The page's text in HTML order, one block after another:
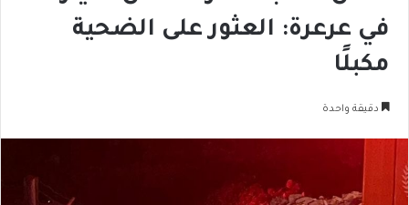
في عرعرة: العثور على الضحية
مكبلًا
دقيقة واحدة